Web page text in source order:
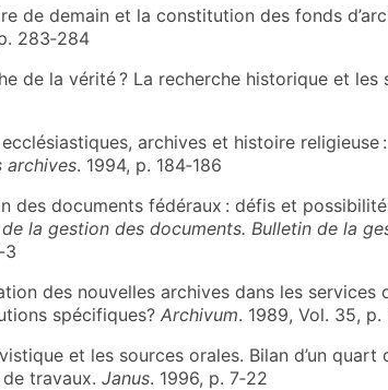
de demain et la constitution des fonds
283‑284
de la vérité ? La recherche historique et les
archives et histoire religieuse
archives. 1994, p. 184‑186
des documents fédéraux : défis et
la gestion des documents. Bulletin de la
des nouvelles archives dans les services
spécifiques? Archivum. 1989, Vol. 35, p.
et les sources orales. Bilan d’un quart
travaux. Janus. 1996, p. 7‑22